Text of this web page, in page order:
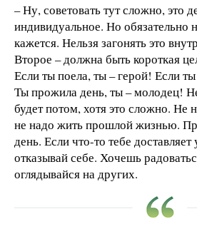
– Ну, советовать тут сложно, это
индивидуальное. Но обязательно
кажется. Нельзя загонять это
Второе – должна быть короткая
Если ты поела, ты – герой! Если
Ты прожила день, ты – молодец!
будет потом, хотя это сложно. Не
не надо жить прошлой жизнью.
день. Если что-то тебе доставляет
отказывай себе. Хочешь
оглядывайся на других.